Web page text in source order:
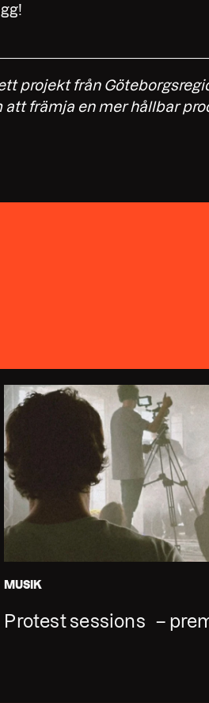
projekt från
att främja en mer hållbar
MUSIK
Protest sessions –